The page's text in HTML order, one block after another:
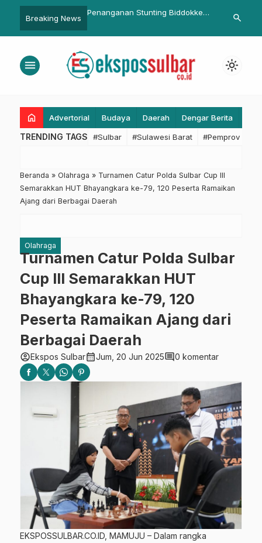
Breaking News
Stunting Biddokkes
Diapresiasi Wakil
Sekkab Pasangkayu Ajak ASN
Ketua
Capaian
search
menu light_mode
home Advertorial Budaya Daerah Dengar Berita
TRENDING TAGS #Sulbar #Sulawesi Barat #Pemprov
Beranda » Olahraga » Turnamen Catur Polda Sulbar Cup III
Semarakkan HUT Bhayangkara ke-79, 120 Peserta Ramaikan
Ajang dari Berbagai Daerah
Olahraga
Turnamen Catur Polda Sulbar
Cup III Semarakkan HUT
Bhayangkara ke-79, 120
Peserta Ramaikan Ajang dari
Berbagai Daerah
account_circleEkspos Sulbarcalendar_monthJum, 20 Jun 2025comment0 komentar
EKSPOSSULBAR.CO.ID, MAMUJU – Dalam rangka